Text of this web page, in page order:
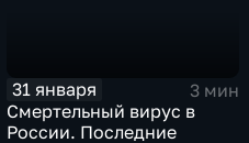
31 января
3 мин
Смертельный вирус в
России. Последние